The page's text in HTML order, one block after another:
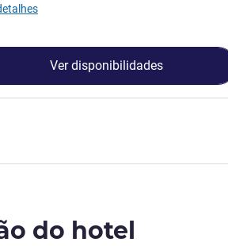
Ver disponibilidades
do hotel